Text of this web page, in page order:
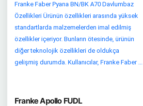
Franke Faber Pyana BN/BK A70 Davlumbaz
Özellikleri Ürünün özellikleri arasında yüksek
standartlarda malzemelerden imal edilmiş
özellikler içeriyor. Bunların ötesinde, ürünün
diğer teknolojik özellikleri de oldukça
gelişmiş durumda. Kullanıcılar, Franke Faber ...
Franke Apollo FUDL